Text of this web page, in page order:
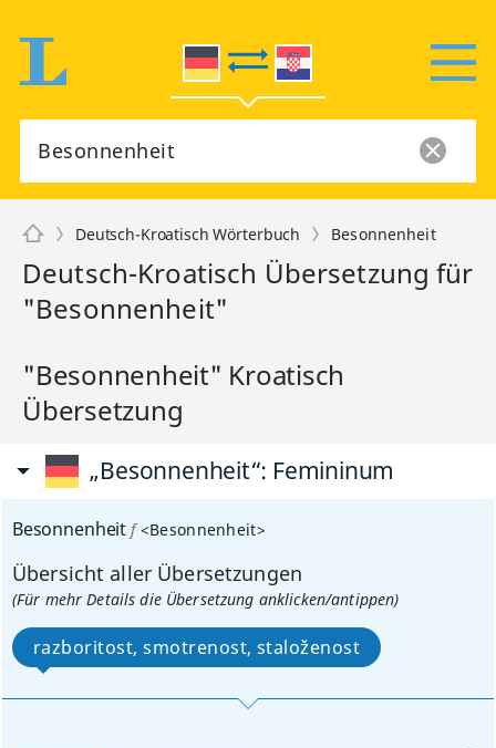
Deutsch-Kroatisch Wörterbuch Besonnenheit
Deutsch-Kroatisch Übersetzung für
"Besonnenheit"
"Besonnenheit" Kroatisch
Übersetzung
„Besonnenheit“: Femininum
Besonnenheit f <Besonnenheit>
Übersicht aller Übersetzungen
(Für mehr Details die Übersetzung anklicken/antippen)
razboritost, smotrenost, staloženost